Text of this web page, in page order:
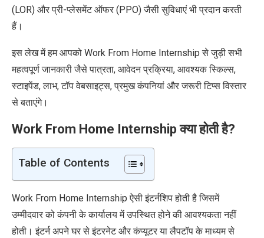
(LOR) और प्री-प्लेसमेंट ऑफर (PPO) जैसी सुविधाएं भी प्रदान करती
हैं।
इस लेख में हम आपको Work From Home Internship से जुड़ी सभी
महत्वपूर्ण जानकारी जैसे पात्रता, आवेदन प्रक्रिया, आवश्यक स्किल्स,
स्टाइपेंड, लाभ, टॉप वेबसाइट्स, प्रमुख कंपनियां और जरूरी टिप्स विस्तार
से बताएंगे।
Work From Home Internship क्या होती है?
Table of Contents
Work From Home Internship ऐसी इंटर्नशिप होती है जिसमें
उम्मीदवार को कंपनी के कार्यालय में उपस्थित होने की आवश्यकता नहीं
होती। इंटर्न अपने घर से इंटरनेट और कंप्यूटर या लैपटॉप के माध्यम से